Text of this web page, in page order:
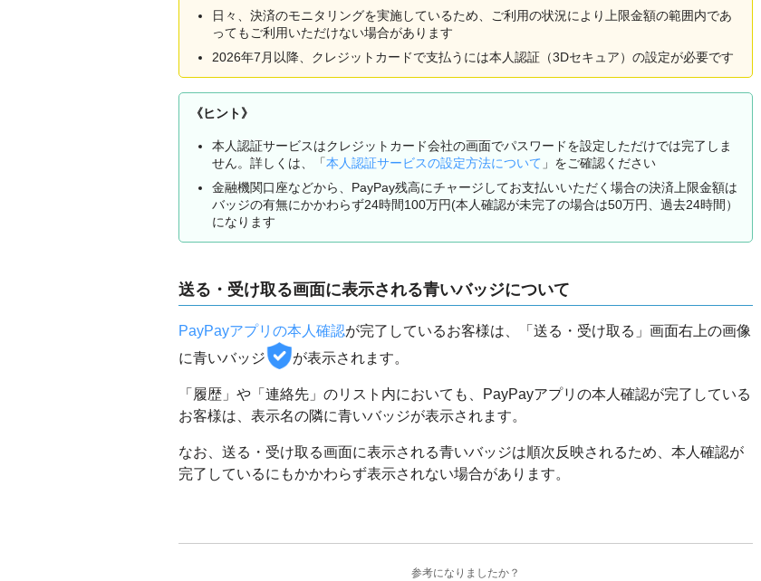
日々、決済のモニタリングを実施しているため、ご利用の状況により上限金額の範囲内であ
ってもご利用いただけない場合があります
2026年7月以降、クレジットカードで支払うには本人認証（3Dセキュア）の設定が必要です
《ヒント》
本人認証サービスはクレジットカード会社の画面でパスワードを設定しただけでは完了しま
せん。詳しくは、「本人認証サービスの設定方法について 」をご確認ください
金融機関口座などから、PayPay残高にチャージしてお支払いいただく場合の決済上限金額は
バッジの有無にかかわらず24時間100万円(本人確認が未完了の場合は50万円、過去24時間）
になります
送る・受け取る画面に表示される青いバッジについて
PayPayアプリの本人確認が完了しているお客様は、「送る・受け取る」画面右上の画像
に青いバッジ
が表示されます。
「履歴」や「連絡先」のリスト内においても、PayPayアプリの本人確認が完了している
お客様は、表示名の隣に青いバッジが表示されます。
なお、送る・受け取る画面に表示される青いバッジは順次反映されるため、本人確認が
完了しているにもかかわらず表示されない場合があります。
参考になりましたか？